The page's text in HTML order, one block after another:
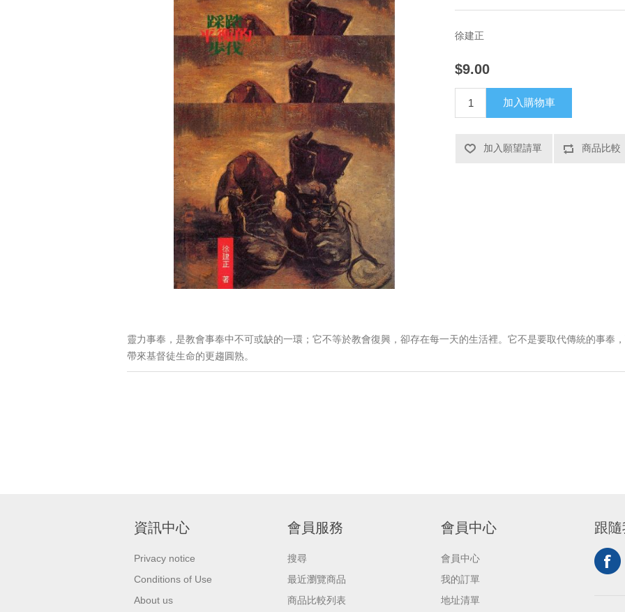
徐建正
$9.00
加入購物車
加入願望請單 商品比較
靈力事奉，是教會事奉中不可或缺的一環；它不等於教會復興，卻存在每一天的生活裡。它不是要取代傳統的事奉
帶來基督徒生命的更趨圓熟。
資訊中心
Privacy notice
Conditions of Use
About us
會員服務
搜尋
最近瀏覽商品
商品比較列表
會員中心
會員中心
我的訂單
地址清單
跟隨